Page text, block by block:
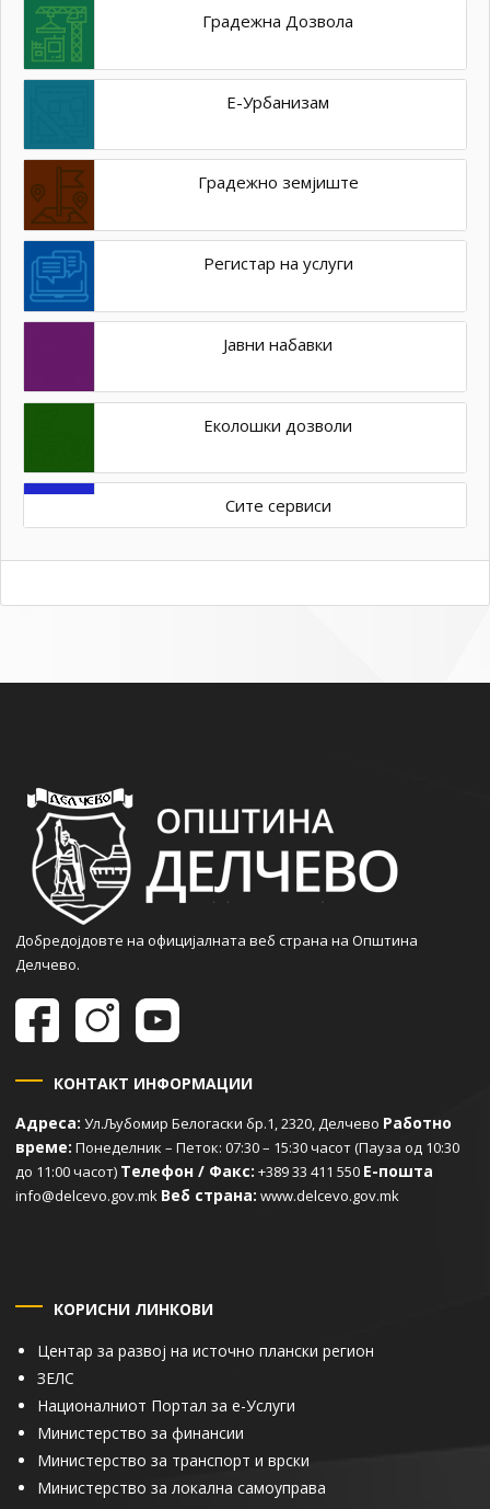
Градежна Дозвола
Е-Урбанизам
Градежно земјиште
Регистар на услуги
Јавни набавки
Еколошки дозволи
Сите сервиси
Добредојдовте на официјалната веб страна на Општина
Делчево.
КОНТАКТ ИНФОРМАЦИИ
Адреса: Ул.Љубомир Белогаски бр.1, 2320, Делчево Работно
време: Понеделник – Петок: 07:30 – 15:30 часот (Пауза од 10:30
до 11:00 часот) Телефон / Факс: +389 33 411 550 Е-пошта
info@delcevo.gov.mk Веб страна: www.delcevo.gov.mk
КОРИСНИ ЛИНКОВИ
Центар за развој на источно плански регион
ЗЕЛС
Националниот Портал за е-Услуги
Министерство за финансии
Министерство за транспорт и врски
Министерство за локална самоуправа